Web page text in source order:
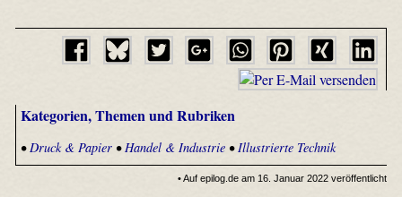
Kategorien, Themen und Rubriken
•Druck & Papier•Handel & Industrie•Illustrierte Technik
• Auf epilog.de am 16. Januar 2022 veröffentlicht